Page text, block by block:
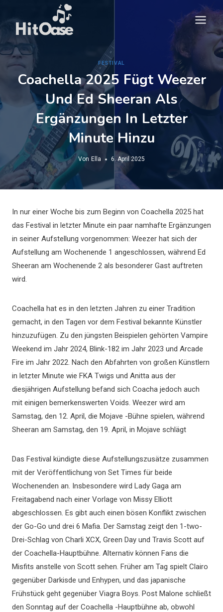
Inhalt
springen
FESTIVAL
Coachella 2025 Fügt Weezer
Und Ed Sheeran Als
Ergänzungen In Letzter
Minute Hinzu
Von Ella 6. April 2025
In nur einer Woche bis zum Beginn von Coachella 2025 hat
das Festival in letzter Minute ein paar namhafte Ergänzungen
in seiner Aufstellung vorgenommen: Weezer hat sich der
Aufstellung am Wochenende 1 angeschlossen, während Ed
Sheeran am Wochenende 2 als besonderer Gast auftreten
wird.
Coachella hat es in den letzten Jahren zu einer Tradition
gemacht, in den Tagen vor dem Festival bekannte Künstler
hinzuzufügen. Zu den jüngsten Beispielen gehörten Vampire
Weekend im Jahr 2024, Blink-182 im Jahr 2023 und Arcade
Fire im Jahr 2022. Nach den Abfahrten von großen Künstlern
in letzter Minute wie FKA Twigs und Anitta aus der
diesjährigen Aufstellung befand sich Coacha jedoch auch
mit einigen bemerkenswerten Voids. Weezer wird am
Samstag, den 12. April, die Mojave -Bühne spielen, während
Sheeran am Samstag, den 19. April, in Mojave schlägt
Das Festival kündigte diese Aufstellungszusätze zusammen
mit der Veröffentlichung von Set Times für beide
Wochenenden an. Insbesondere wird Lady Gaga am
Freitagabend nach einer Vorlage von Missy Elliott
abgeschlossen. Es gibt auch einen bösen Konflikt zwischen
der Go-Go und drei 6 Mafia. Der Samstag zeigt den 1-two-
Drei-Schlag von Charli XCX, Green Day und Travis Scott auf
der Coachella-Hauptbühne. Alternativ können Fans die
Misfits anstelle von Scott sehen. Früher am Tag spielt Clairo
gegenüber Darkisde und Enhypen, und das japanische
Frühstück geht gegenüber Viagra Boys. Post Malone schließt
den Sonntag auf der Coachella -Hauptbühne ab, obwohl